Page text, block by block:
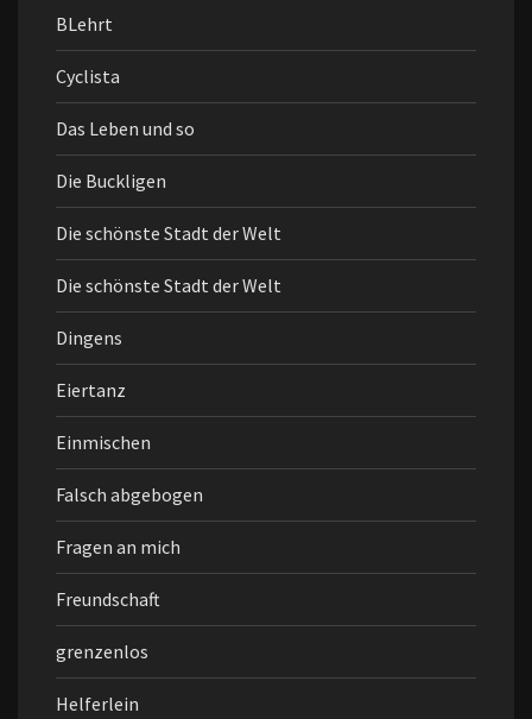
BLehrt
Cyclista
Das Leben und so
Die Buckligen
Die schönste Stadt der Welt
Die schönste Stadt der Welt
Dingens
Eiertanz
Einmischen
Falsch abgebogen
Fragen an mich
Freundschaft
grenzenlos
Helferlein